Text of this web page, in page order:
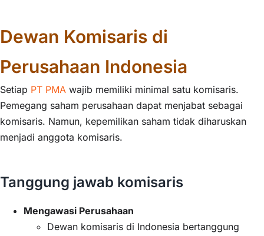
Dewan Komisaris di
Perusahaan Indonesia
Setiap PT PMAwajib memiliki minimal satu komisaris.
Pemegang saham perusahaan dapat menjabat sebagai
komisaris. Namun, kepemilikan saham tidak diharuskan
menjadi anggota komisaris.
Tanggung jawab komisaris
Mengawasi Perusahaan
Dewan komisaris di Indonesia bertanggung